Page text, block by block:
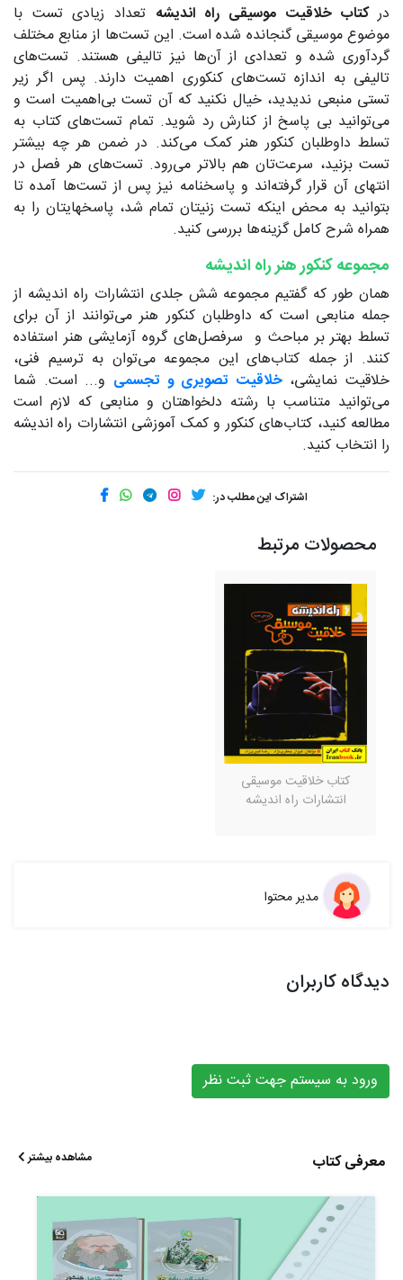
درکتاب خلاقیت موسیقی راه اندیشه تعداد زیادی تست با
موضوع موسیقی گنجانده شده است. این تست‌ها از منابع مختلف
گردآوری شده و تعدادی از آن‌ها نیز تالیفی هستند. تست‌های
تالیفی به اندازه تست‌های کنکوری اهمیت دارند. پس اگر زیر
تستی منبعی ندیدید، خیال نکنید که آن تست بی‌اهمیت است و
می‌توانید بی پاسخ از کنارش رد شوید. تمام تست‌های کتاب به
تسلط داوطلبان کنکور هنر کمک می‌کند. در ضمن هر چه بیشتر
تست بزنید، سرعت‌تان هم بالاتر می‌رود. تست‌های هر فصل در
انتهای آن قرار گرفته‌اند و پاسخنامه نیز پس از تست‌ها آمده تا
بتوانید به محض اینکه تست زنیتان تمام شد، پاسخهایتان را به
همراه شرح کامل گزینه‌ها بررسی کنید.
مجموعه کنکور هنر راه اندیشه
همان طور که گفتیم مجموعه شش جلدی انتشارات راه اندیشه از
جمله منابعی است که داوطلبان کنکور هنر می‌توانند از آن برای
تسلط بهتر بر مباحث و سرفصل‌های گروه آزمایشی هنر استفاده
کنند. از جمله کتاب‌های این مجموعه می‌توان به ترسیم فنی،
خلاقیت نمایشی،خلاقیت تصویری و تجسمی و... است. شما
می‌توانید متناسب با رشته‌ دلخواهتان و منابعی که لازم است
مطالعه کنید، کتاب‌های کنکور و کمک آموزشی انتشارات راه اندیشه
را انتخاب کنید.
اشتراک این مطلب در:
محصولات مرتبط
کتاب خلاقیت موسیقی
انتشارات راه اندیشه
مدیر محتوا
دیدگاه کاربران
ورود به سیستم جهت ثبت نظر
معرفی کتاب مشاهده بیشتر